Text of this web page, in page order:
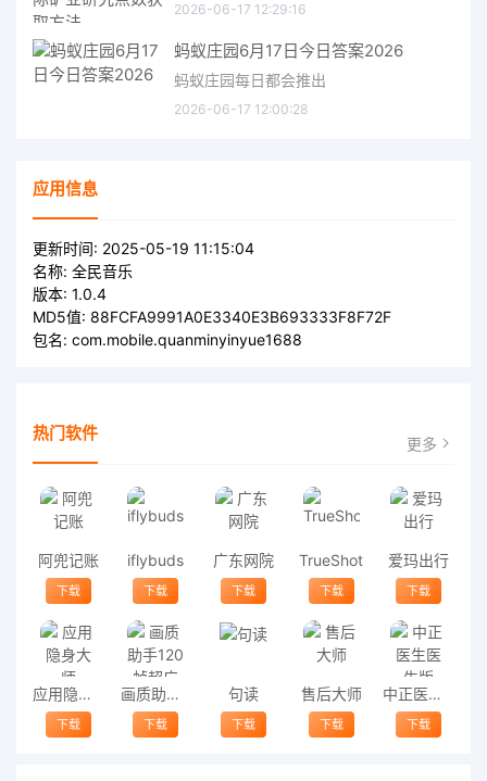
2026-06-17 12:29:16
蚂蚁庄园6月17日今日答案2026
蚂蚁庄园每日都会推出
2026-06-17 12:00:28
应用信息
更新时间: 2025-05-19 11:15:04
名称: 全民音乐
版本: 1.0.4
MD5值: 88FCFA9991A0E3340E3B693333F8F72F
包名: com.mobile.quanminyinyue1688
热门软件 更多
阿兜记账
下载
iflybuds
下载
广东网院
下载
TrueShot
下载
爱玛出行
下载
应用隐身大师
下载
画质助手120帧超广角安卓版
下载
句读
下载
售后大师
下载
中正医生医生版
下载